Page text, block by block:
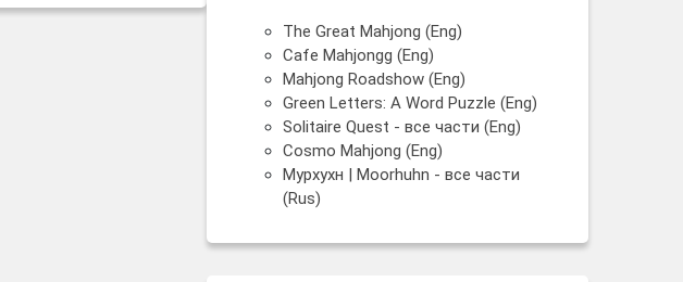
The Great Mahjong (Eng)
Cafe Mahjongg (Eng)
Mahjong Roadshow (Eng)
Green Letters: A Word Puzzle (Eng)
Solitaire Quest - все части (Eng)
Cosmo Mahjong (Eng)
Мурхухн | Moorhuhn - все части
(Rus)